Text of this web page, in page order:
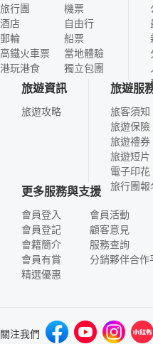
旅行團
酒店
郵輪
高鐵火車票
港玩港食
機票
自由行
船票
當地體驗
獨立包團
旅遊資訊
旅遊攻略
旅遊服
旅客須知
旅遊保險
旅遊禮券
旅遊短片
電子印花
旅行團報
更多服務與支援
會員登入
會員登記
會籍簡介
會員有賞
精選優惠
會員活動
顧客意見
服務查詢
分銷夥伴合作
關注我們